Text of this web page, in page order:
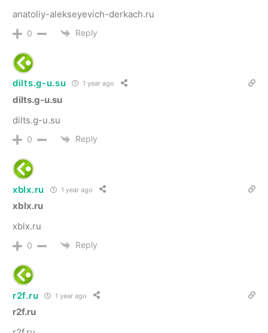
anatoliy-alekseyevich-derkach.ru
0 Reply
dilts.g-u.su 1 year ago
dilts.g-u.su
dilts.g-u.su
0 Reply
xblx.ru 1 year ago
xblx.ru
xblx.ru
0 Reply
r2f.ru 1 year ago
r2f.ru